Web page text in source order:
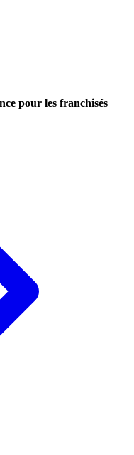
pour les franchisés